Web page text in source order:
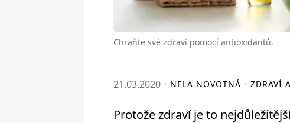
Chraňte své zdraví pomocí antioxidantů.
21.03.2020 NELA NOVOTNÁ ZDRAVÍ
Protože zdraví je to